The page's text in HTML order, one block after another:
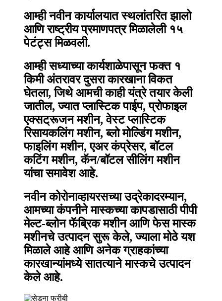
आम्ही नवीन कार्यालयात स्थलांतरित झालो
आणि राष्ट्रीय प्रमाणपत्र मिळालेली १५
पेटंट्स मिळवली.
आम्ही सध्याच्या कार्यशाळेपासून फक्त १
किमी अंतरावर दुसरा कारखाना विकत
घेतला, जिथे आमची काही यंत्रे तयार केली
जातील, ज्यात प्लास्टिक पाईप, प्रोफाइल
एक्सट्रूजन मशीन, वेस्ट प्लास्टिक
रिसायकलिंग मशीन, ब्लो मोल्डिंग मशीन,
फाइलिंग मशीन, एअर कंप्रेसर, बॉटल
कटिंग मशीन, कॅन/बॉटल सीलिंग मशीन
यांचा समावेश आहे.
नवीन कोरोनाव्हायरसच्या उद्रेकादरम्यान,
आमच्या कंपनीने मास्कच्या कापडासाठी पीपी
मेल्ट-ब्लोन फॅब्रिक मशीन आणि फेस मास्क
मशीनचे उत्पादन सुरू केले, ज्याला मोठे यश
मिळाले आहे आणि अनेक ग्राहकांच्या
कारखान्यांमध्ये सातत्याने मास्कचे उत्पादन
केले आहे.